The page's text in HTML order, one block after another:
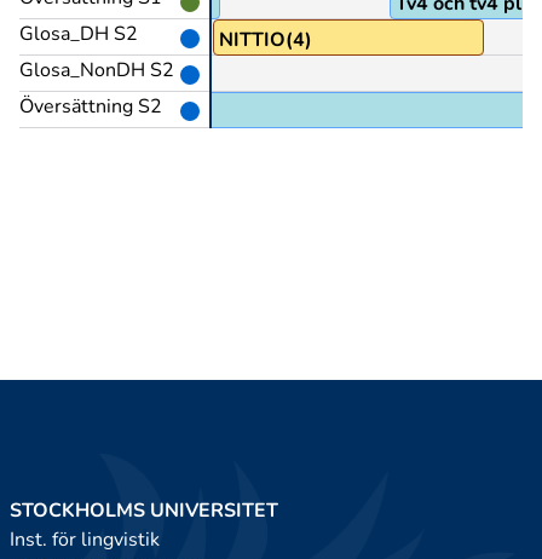
Glosa_DH S2
Glosa_NonDH S2
Översättning S2
ÅTTIO@z
NITTIO(4)
STOCKHOLMS UNIVERSITET
Inst. för lingvistik